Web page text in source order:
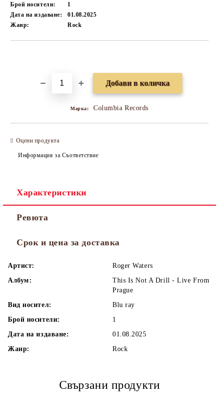
Брой носители:
1
Дата на издаване:
01.08.2025
Жанр:
Rock
Марка: Columbia Records
Оцени продукта
Информация за Съответствие
Характеристики
Ревюта
Срок и цена за доставка
Артист:
Roger Waters
Албум:
This Is Not A Drill - Live From
Prague
Вид носител:
Blu ray
Брой носители:
1
Дата на издаване:
01.08.2025
Жанр:
Rock
Свързани продукти